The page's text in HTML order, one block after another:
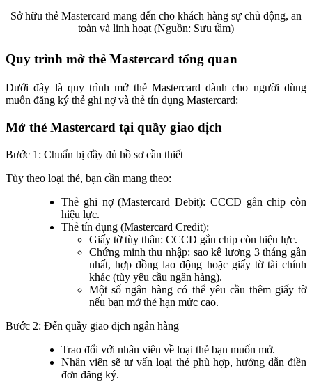
Sở hữu thẻ Mastercard mang đến cho khách hàng sự chủ động, an
toàn và linh hoạt (Nguồn: Sưu tầm)
Quy trình mở thẻ Mastercard tổng quan
Dưới đây là quy trình mở thẻ Mastercard dành cho người dùng
muốn đăng ký thẻ ghi nợ và thẻ tín dụng Mastercard:
Mở thẻ Mastercard tại quầy giao dịch
Bước 1: Chuẩn bị đầy đủ hồ sơ cần thiết
Tùy theo loại thẻ, bạn cần mang theo:
Thẻ ghi nợ (Mastercard Debit): CCCD gắn chip còn
hiệu lực.
Thẻ tín dụng (Mastercard Credit):
Giấy tờ tùy thân: CCCD gắn chip còn hiệu lực.
Chứng minh thu nhập: sao kê lương 3 tháng gần
nhất, hợp đồng lao động hoặc giấy tờ tài chính
khác (tùy yêu cầu ngân hàng).
Một số ngân hàng có thể yêu cầu thêm giấy tờ
nếu bạn mở thẻ hạn mức cao.
Bước 2: Đến quầy giao dịch ngân hàng
Trao đổi với nhân viên về loại thẻ bạn muốn mở.
Nhân viên sẽ tư vấn loại thẻ phù hợp, hướng dẫn điền
đơn đăng ký.